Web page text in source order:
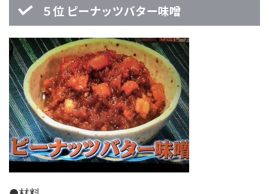
５位 ピーナッツバター味噌